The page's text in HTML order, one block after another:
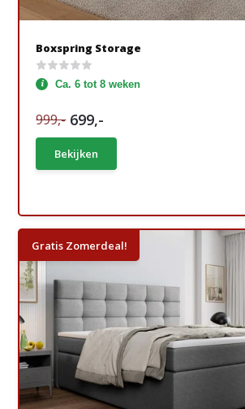
Boxspring Storage
Ca. 6 tot 8 weken
999,- 699,-
Bekijken
Gratis Zomerdeal!